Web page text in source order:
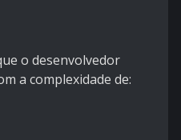
o desenvolvedor
a complexidade de: